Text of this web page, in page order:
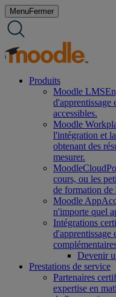
Aller
au
contenu
MenuFermer
Produits
Moodle LMS
d'apprentissage
accessibles.
Moodle
l'intégration et
obtenant des
mesurer.
MoodleCloud
cours, ou les
de formation de
Moodle App
n'importe quel
Intégrations
d'apprentissage
Devenir
Prestations de service
Partenaires
expertise en